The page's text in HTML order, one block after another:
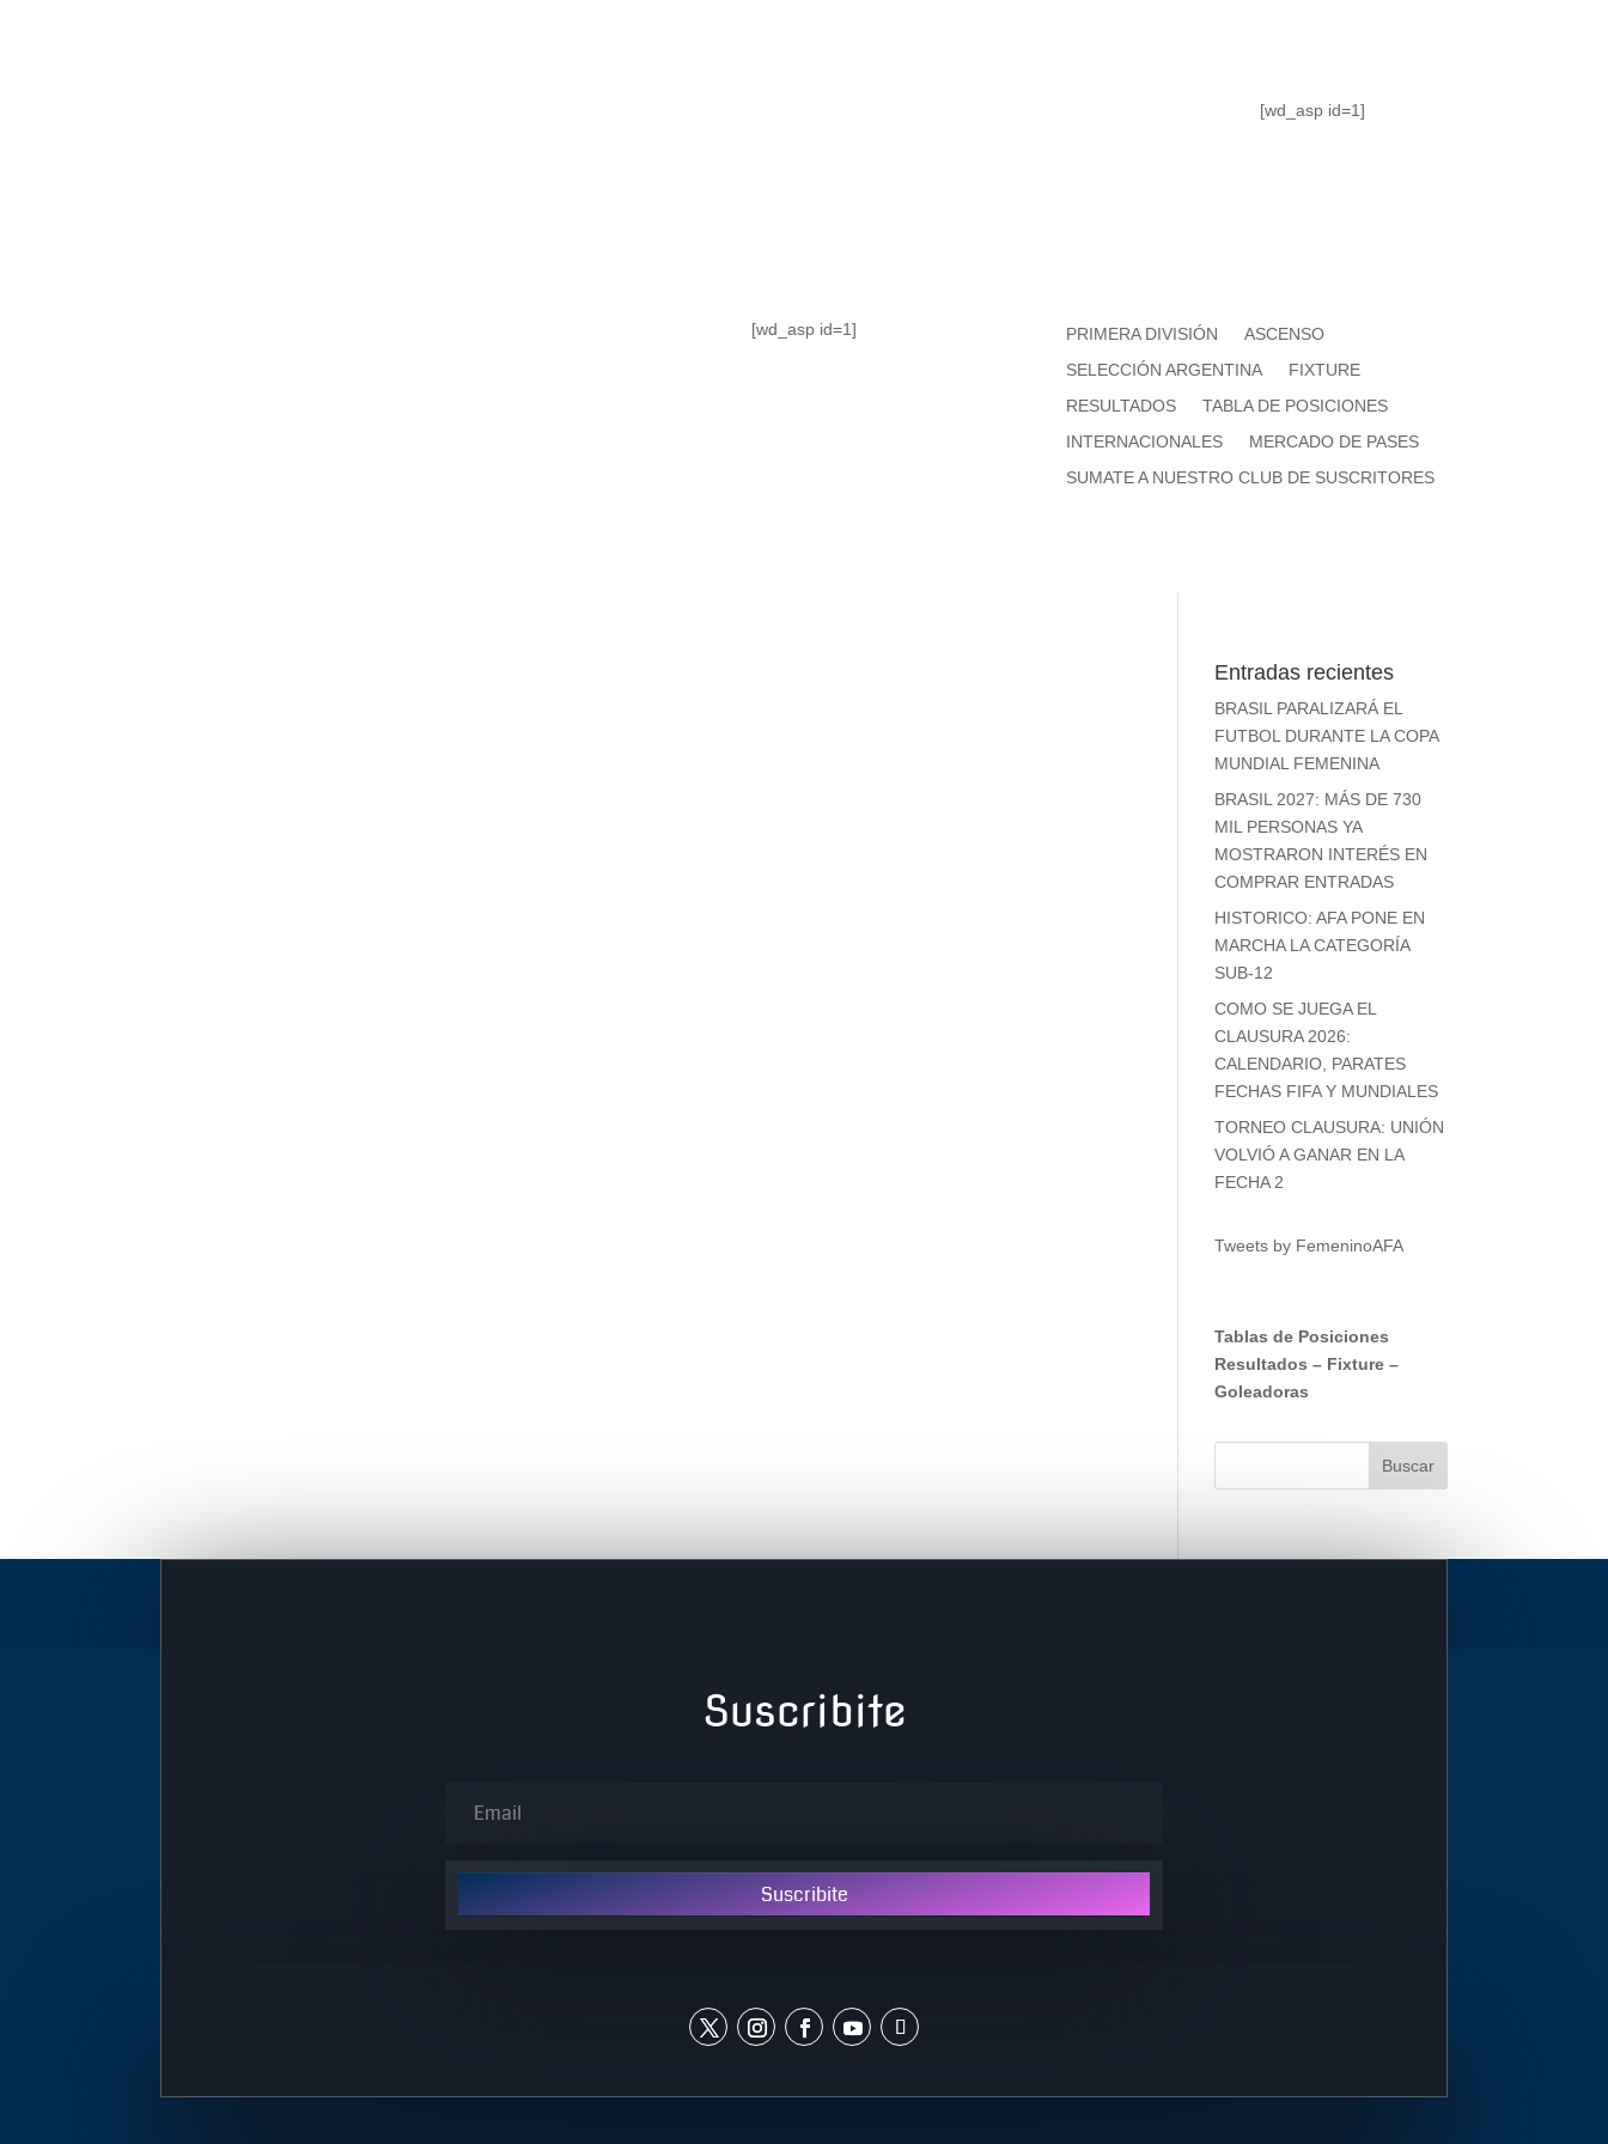
[wd_asp id=1]
[wd_asp id=1] PRIMERA DIVISIÓN
ASCENSO
SELECCIÓN ARGENTINA
FIXTURE
RESULTADOS
TABLA DE POSICIONES
INTERNACIONALES
MERCADO DE PASES
SUMATE A NUESTRO CLUB DE SUSCRITORES
Entradas recientes
BRASIL PARALIZARÁ EL
FUTBOL DURANTE LA COPA
MUNDIAL FEMENINA
BRASIL 2027: MÁS DE 730
MIL PERSONAS YA
MOSTRARON INTERÉS EN
COMPRAR ENTRADAS
HISTORICO: AFA PONE EN
MARCHA LA CATEGORÍA
SUB-12
COMO SE JUEGA EL
CLAUSURA 2026:
CALENDARIO, PARATES
FECHAS FIFA Y MUNDIALES
TORNEO CLAUSURA: UNIÓN
VOLVIÓ A GANAR EN LA
FECHA 2
Tweets by FemeninoAFA
Tablas de Posiciones
Resultados – Fixture –
Goleadoras
Suscribite
Suscribite